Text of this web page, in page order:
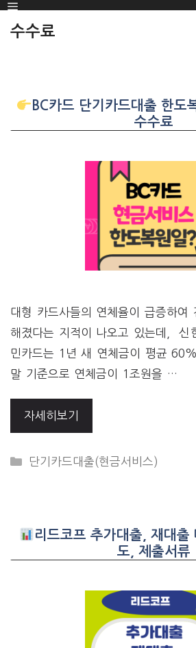
SKIP
TO
Menu
수수료
BC카드 단기카드대출 한도
수수료
대형 카드사들의 연체율이 급증하여
해졌다는 지적이 나오고 있는데, 신
민카드는 1년 새 연체금이 평균
말 기준으로 연체금이 1조원을 …
자세히보기
CATEGORIES
단기카드대출(현금서비스)
리드코프 추가대출, 재대출
도, 제출서류